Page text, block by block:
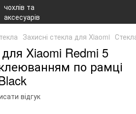
Захисні стекла для Xiaomi
Xiaomi Redmi 5
по рамці
відгук